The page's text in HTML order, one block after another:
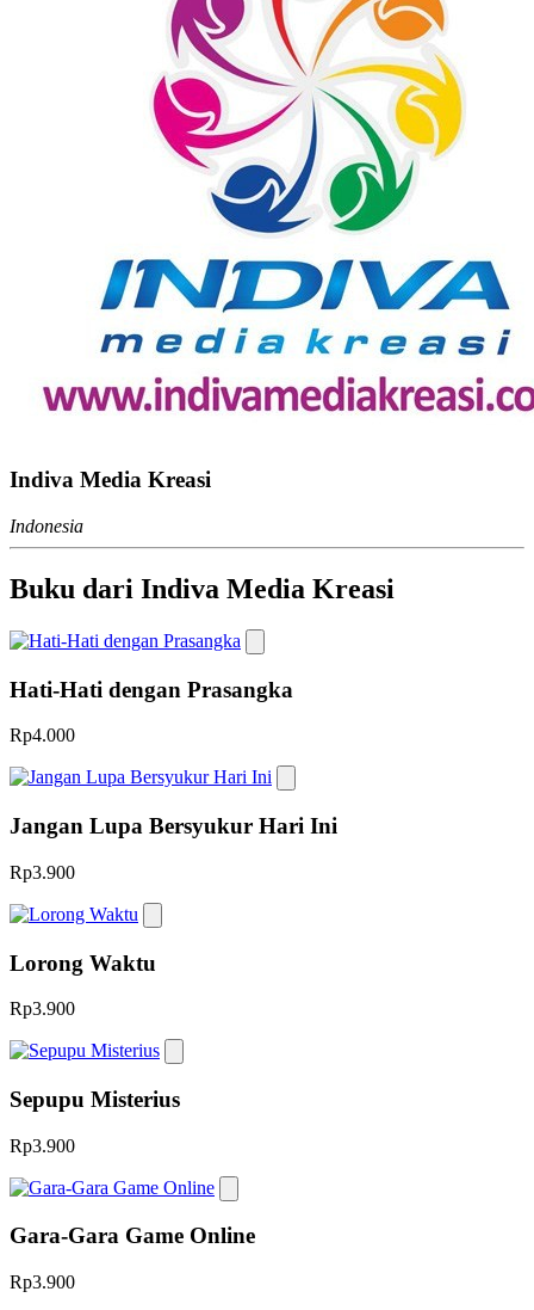
Indiva Media Kreasi
Indonesia
Buku dari Indiva Media Kreasi
Hati-Hati dengan Prasangka
Rp4.000
Jangan Lupa Bersyukur Hari Ini
Rp3.900
Lorong Waktu
Rp3.900
Sepupu Misterius
Rp3.900
Gara-Gara Game Online
Rp3.900